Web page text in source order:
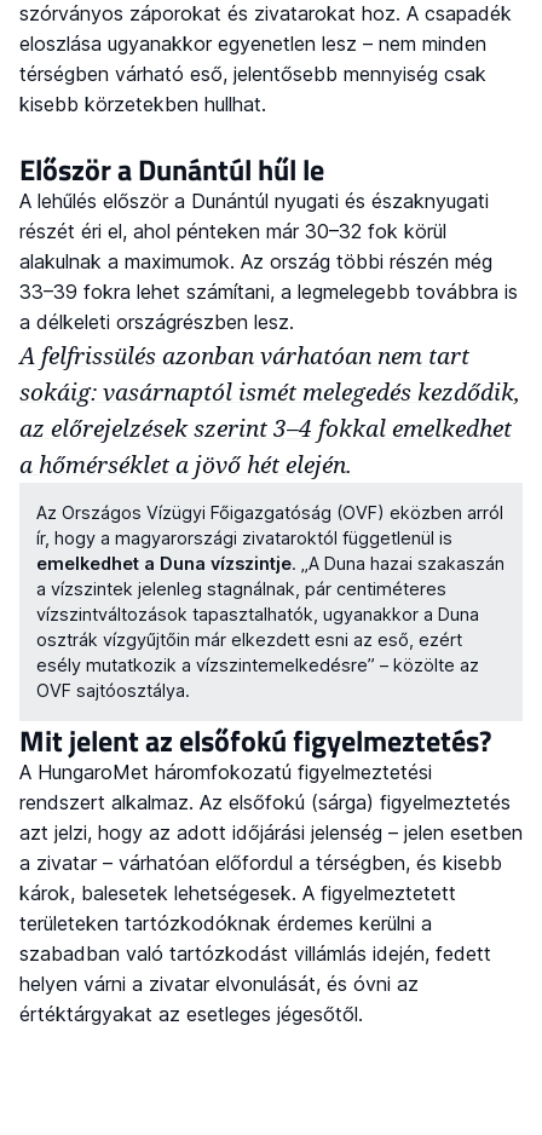
szórványos záporokat és zivatarokat hoz. A csapadék
eloszlása ugyanakkor egyenetlen lesz – nem minden
térségben várható eső, jelentősebb mennyiség csak
kisebb körzetekben hullhat.
Először a Dunántúl hűl le
A lehűlés először a Dunántúl nyugati és északnyugati
részét éri el, ahol pénteken már 30–32 fok körül
alakulnak a maximumok. Az ország többi részén még
33–39 fokra lehet számítani, a legmelegebb továbbra is
a délkeleti országrészben lesz.
A felfrissülés azonban várhatóan nem tart
sokáig: vasárnaptól ismét melegedés kezdődik,
az előrejelzések szerint 3–4 fokkal emelkedhet
a hőmérséklet a jövő hét elején.
Az Országos Vízügyi Főigazgatóság (OVF) eközben arról
ír, hogy a magyarországi zivataroktól függetlenül is
emelkedhet a Duna vízszintje. „A Duna hazai szakaszán
a vízszintek jelenleg stagnálnak, pár centiméteres
vízszintváltozások tapasztalhatók, ugyanakkor a Duna
osztrák vízgyűjtőin már elkezdett esni az eső, ezért
esély mutatkozik a vízszintemelkedésre” – közölte az
OVF sajtóosztálya.
Mit jelent az elsőfokú figyelmeztetés?
A HungaroMet háromfokozatú figyelmeztetési
rendszert alkalmaz. Az elsőfokú (sárga) figyelmeztetés
azt jelzi, hogy az adott időjárási jelenség – jelen esetben
a zivatar – várhatóan előfordul a térségben, és kisebb
károk, balesetek lehetségesek. A figyelmeztetett
területeken tartózkodóknak érdemes kerülni a
szabadban való tartózkodást villámlás idején, fedett
helyen várni a zivatar elvonulását, és óvni az
értéktárgyakat az esetleges jégesőtől.